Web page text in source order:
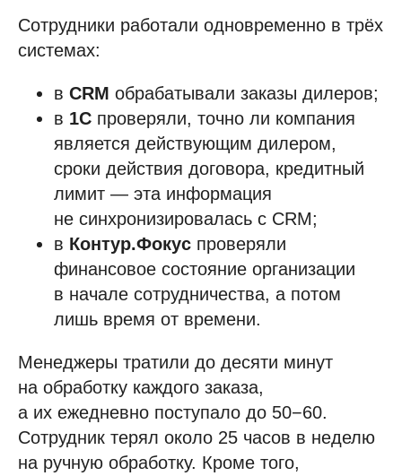
Сотрудники работали одновременно в трёх
системах:
в CRM обрабатывали заказы дилеров;
в 1С проверяли, точно ли компания
является действующим дилером,
сроки действия договора, кредитный
лимит — эта информация
не синхронизировалась с CRM;
в Контур.Фокус проверяли
финансовое состояние организации
в начале сотрудничества, а потом
лишь время от времени.
Менеджеры тратили до десяти минут
на обработку каждого заказа,
а их ежедневно поступало до 50−60.
Сотрудник терял около 25 часов в неделю
на ручную обработку. Кроме того,